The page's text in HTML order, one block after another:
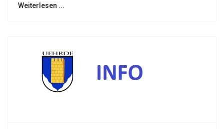
Weiterlesen ...